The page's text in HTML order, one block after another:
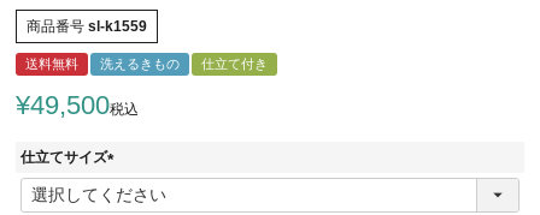
商品番号 sl-k1559
送料無料 洗えるきもの 仕立て付き
¥49,500税込
仕立てサイズ
(
必